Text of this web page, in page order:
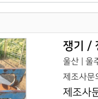
쟁기 /
울산 | 울
제조사문
제조사